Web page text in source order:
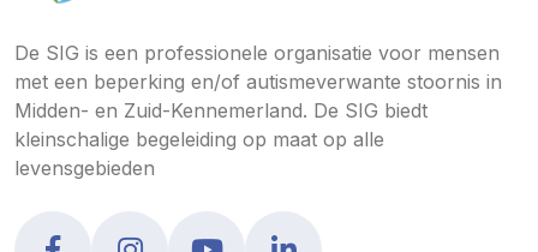
De SIG is een professionele organisatie voor mensen
met een beperking en/of autismeverwante stoornis in
Midden- en Zuid-Kennemerland. De SIG biedt
kleinschalige begeleiding op maat op alle
levensgebieden